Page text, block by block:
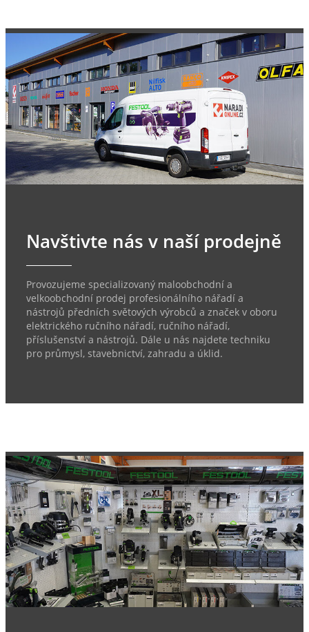
Navštivte nás v naší prodejně
Provozujeme specializovaný maloobchodní a
velkoobchodní prodej profesionálního nářadí a
nástrojů předních světových výrobců a značek v oboru
elektrického ručního nářadí, ručního nářadí,
příslušenství a nástrojů. Dále u nás najdete techniku
pro průmysl, stavebnictví, zahradu a úklid.